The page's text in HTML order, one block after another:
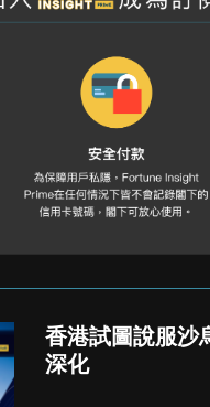
香港試圖說服沙
深化